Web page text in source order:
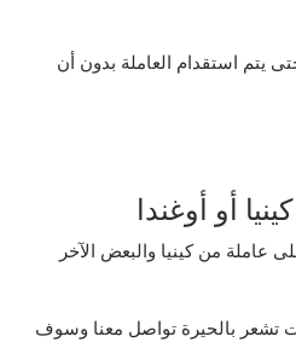
يتم استقدام العاملة بدون أن
أو أوغندا
عاملة من كينيا والبعض الآخر
تشعر بالحيرة تواصل معنا وسوف